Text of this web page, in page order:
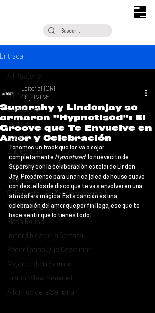
Entrada
All Posts
Escúchalo
Noticias
¿Qué Plan?
Entrevistas
Descubrimiento Semanal
Coberturas
Si Te Gusta... Te Recomendamos A...
Talento Mexa Que Debes Escuchar
Flash Round
Imperdibles de la Semana
Poder Latino Que Descubrir
Mejores de la Semana
Talento Mexa Semanal
Álbumes de la Semana
All Posts
Supershy y Lindenjay se
armaron "Hypnotised": El
Groove que Te Envuelve en
Amor y Celebración
Editorial TORT
10 jul 2025
Tenemos un track que los va a dejar
completamente Hypnotised: lo nuevecito de
Supershy con la colaboración estelar de Linden
Jay. Prepárense para una rica jalea de house suave
con destellos de disco que te va a envolver en una
atmósfera mágica. Esta canción es una
celebración del amor que por fin llega, ese que te
hace sentir que lo tienes todo.